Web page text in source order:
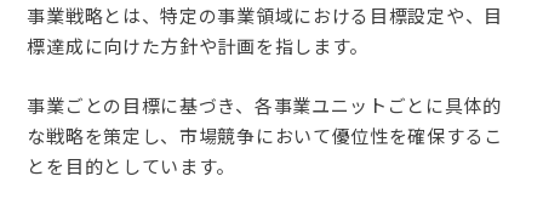
事業戦略とは、特定の事業領域における目標設定や、目
標達成に向けた方針や計画を指します。
事業ごとの目標に基づき、各事業ユニットごとに具体的
な戦略を策定し、市場競争において優位性を確保するこ
とを目的としています。